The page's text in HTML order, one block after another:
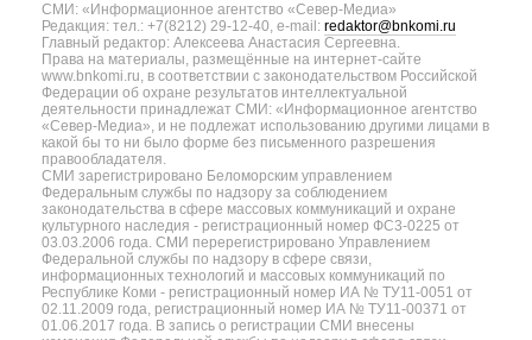
СМИ: «Информационное агентство «Север-Медиа»
Редакция: тел.: +7(8212) 29-12-40, e-mail: redaktor@bnkomi.ru
Главный редактор: Алексеева Анастасия Сергеевна.
Права на материалы, размещённые на интернет-сайте
www.bnkomi.ru, в соответствии с законодательством Российской
Федерации об охране результатов интеллектуальной
деятельности принадлежат СМИ: «Информационное агентство
«Север-Медиа», и не подлежат использованию другими лицами в
какой бы то ни было форме без письменного разрешения
правообладателя.
СМИ зарегистрировано Беломорским управлением
Федеральным службы по надзору за соблюдением
законодательства в сфере массовых коммуникаций и охране
культурного наследия - регистрационный номер ФС3-0225 от
03.03.2006 года. СМИ перерегистрировано Управлением
Федеральной службы по надзору в сфере связи,
информационных технологий и массовых коммуникаций по
Республике Коми - регистрационный номер ИА № ТУ11-0051 от
02.11.2009 года, регистрационный номер ИА № ТУ11-00371 от
01.06.2017 года. В запись о регистрации СМИ внесены